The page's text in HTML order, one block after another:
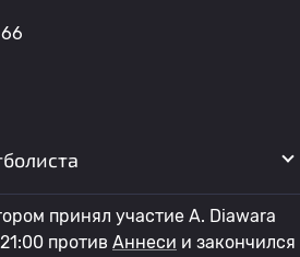
принял участие A. Diawara
против Аннеси и закончился